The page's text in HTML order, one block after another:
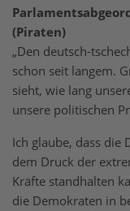
(Piraten)
„Den deutsch-
schon seit langem.
sieht, wie lang
unsere politischen
Ich glaube, dass die
dem Druck der
Kräfte standhalten
die Demokraten in